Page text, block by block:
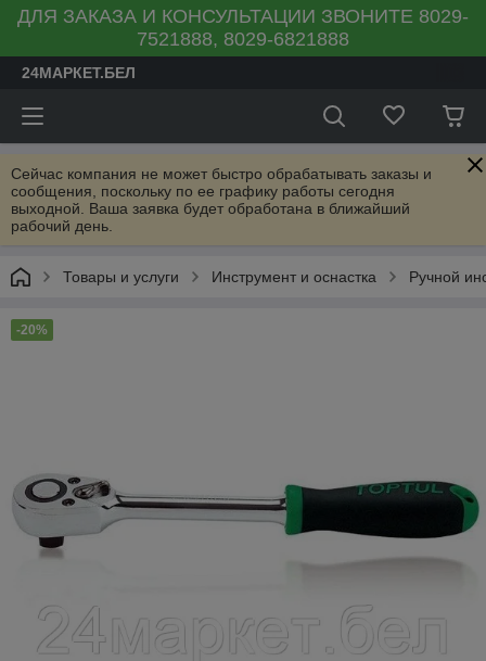
ДЛЯ ЗАКАЗА И КОНСУЛЬТАЦИИ ЗВОНИТЕ 8029-
7521888, 8029-6821888
24МАРКЕТ.БЕЛ
Сейчас компания не может быстро обрабатывать заказы и
сообщения, поскольку по ее графику работы сегодня
выходной. Ваша заявка будет обработана в ближайший
рабочий день.
Товары и услуги Инструмент и оснастка Ручной
-20%